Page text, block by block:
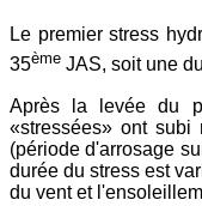
Le premier stress
35ème JAS, soit une
Après la levée du
«stressées» ont subi
(période d'arrosage
durée du stress est
du vent et